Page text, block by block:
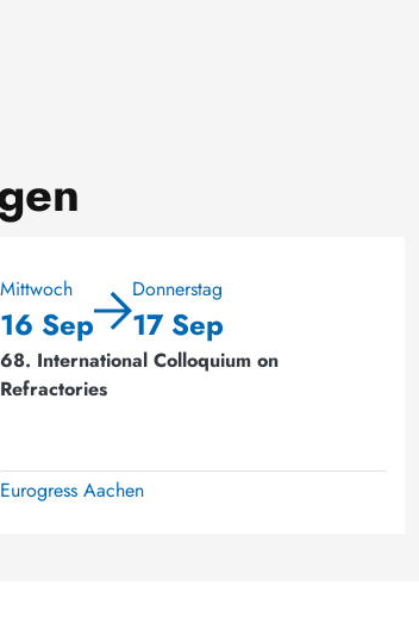
Mittwoch
16 Sep
Donnerstag
17 Sep
68. International Colloquium on
Refractories
Eurogress Aachen